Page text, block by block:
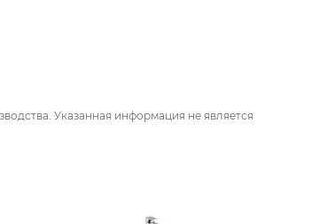
Указанная информация не является